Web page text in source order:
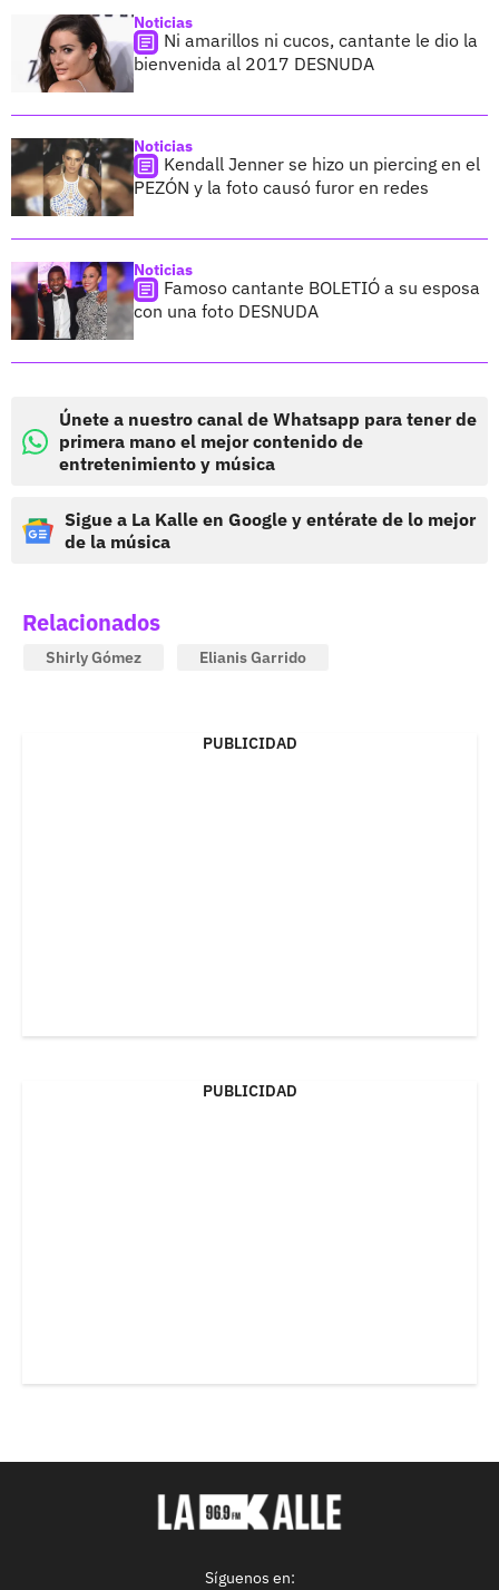
Noticias
Ni amarillos ni cucos, cantante le dio la
bienvenida al 2017 DESNUDA
Noticias
Kendall Jenner se hizo un piercing en el
PEZÓN y la foto causó furor en redes
Noticias
Famoso cantante BOLETIÓ a su esposa
con una foto DESNUDA
Únete a nuestro canal de Whatsapp para tener de
primera mano el mejor contenido de
entretenimiento y música
Sigue a La Kalle en Google y entérate de lo mejor
de la música
Relacionados
Shirly Gómez Elianis Garrido
PUBLICIDAD
PUBLICIDAD
Síguenos en: